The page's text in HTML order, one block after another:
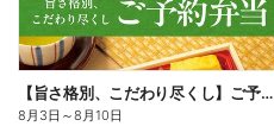
【旨さ格別、こだわり尽くし】ご予約弁当
8月3日 ～8月10日